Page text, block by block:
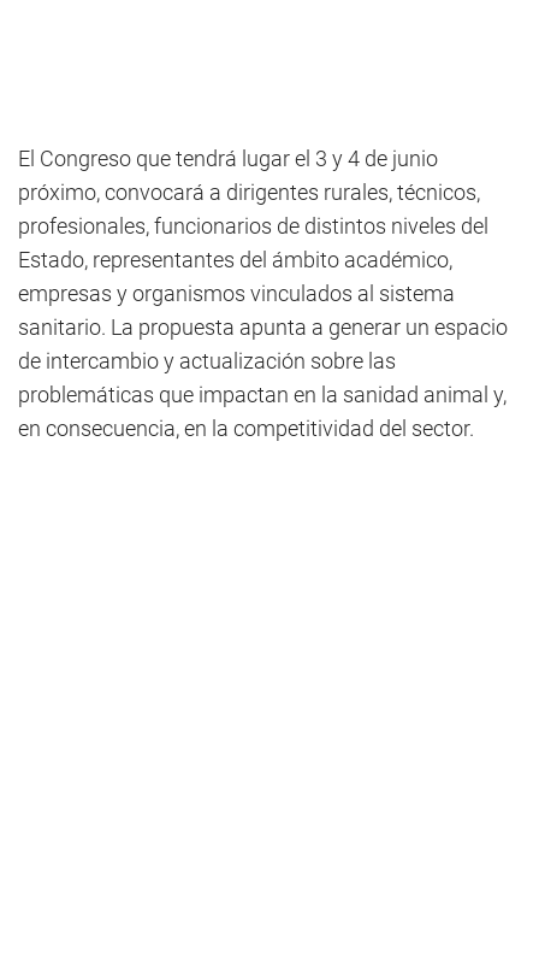
El Congreso que tendrá lugar el 3 y 4 de junio
próximo, convocará a dirigentes rurales, técnicos,
profesionales, funcionarios de distintos niveles del
Estado, representantes del ámbito académico,
empresas y organismos vinculados al sistema
sanitario. La propuesta apunta a generar un espacio
de intercambio y actualización sobre las
problemáticas que impactan en la sanidad animal y,
en consecuencia, en la competitividad del sector.